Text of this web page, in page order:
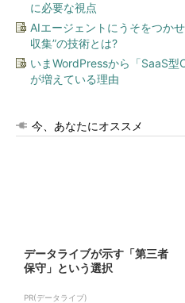
に必要な視点
AIエージェントにうそをつか
収集”の技術とは?
いまWordPressから「SaaS
が増えている理由
今、あなたにオススメ
データライブが示す「第三者
保守」という選択
PR(データライブ)